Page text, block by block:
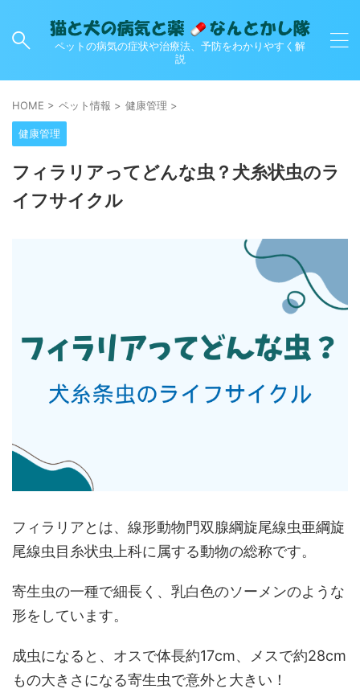
ペットの病気の症状や治療法、予防をわかりやすく解
説
HOME > ペット情報 > 健康管理 >
健康管理
フィラリアってどんな虫？犬糸状虫のラ
イフサイクル
フィラリアとは、線形動物門双腺綱旋尾線虫亜綱旋
尾線虫目糸状虫上科に属する動物の総称です。
寄生虫の一種で細長く、乳白色のソーメンのような
形をしています。
成虫になると、オスで体長約17cm、メスで約28cm
もの大きさになる寄生虫で意外と大きい！